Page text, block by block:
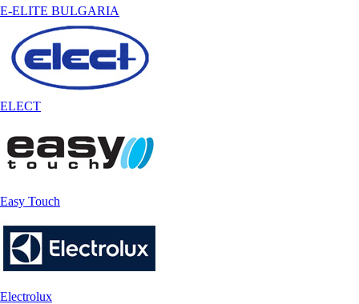
E-ELITE BULGARIA
ELECT
Easy Touch
Electrolux